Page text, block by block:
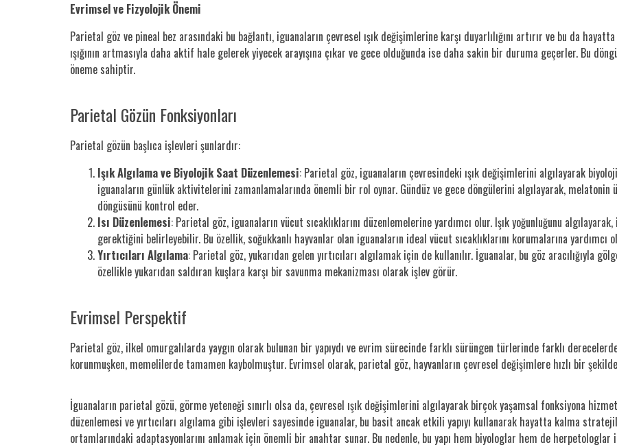
Evrimsel ve Fizyolojik Önemi
Parietal göz ve pineal bez arasındaki bu bağlantı, iguanaların çevresel ışık değişimlerine karşı duyarlılığını artırır ve bu da
ışığının artmasıyla daha aktif hale gelerek yiyecek arayışına çıkar ve gece olduğunda ise daha sakin bir duruma geçerler. Bu
öneme sahiptir.
Parietal Gözün Fonksiyonları
Parietal gözün başlıca işlevleri şunlardır:
Işık Algılama ve Biyolojik Saat Düzenlemesi: Parietal göz, iguanaların çevresindeki ışık değişimlerini algılayarak
iguanaların günlük aktivitelerini zamanlamalarında önemli bir rol oynar. Gündüz ve gece döngülerini algılayarak, melatonin
döngüsünü kontrol eder.
Isı Düzenlemesi: Parietal göz, iguanaların vücut sıcaklıklarını düzenlemelerine yardımcı olur. Işık yoğunluğunu
gerektiğini belirleyebilir. Bu özellik, soğukkanlı hayvanlar olan iguanaların ideal vücut sıcaklıklarını korumalarına yardımcı
Yırtıcıları Algılama: Parietal göz, yukarıdan gelen yırtıcıları algılamak için de kullanılır. İguanalar, bu göz aracılığıyla
özellikle yukarıdan saldıran kuşlara karşı bir savunma mekanizması olarak işlev görür.
Evrimsel Perspektif
Parietal göz, ilkel omurgalılarda yaygın olarak bulunan bir yapıydı ve evrim sürecinde farklı sürüngen türlerinde farklı
korunmuşken, memelilerde tamamen kaybolmuştur. Evrimsel olarak, parietal göz, hayvanların çevresel değişimlere hızlı bir
İguanaların parietal gözü, görme yeteneği sınırlı olsa da, çevresel ışık değişimlerini algılayarak birçok yaşamsal fonksiyona
düzenlemesi ve yırtıcıları algılama gibi işlevleri sayesinde iguanalar, bu basit ancak etkili yapıyı kullanarak hayatta kalma
ortamlarındaki adaptasyonlarını anlamak için önemli bir anahtar sunar. Bu nedenle, bu yapı hem biyologlar hem de